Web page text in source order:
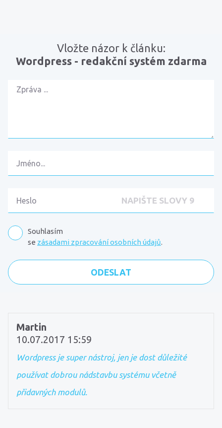
Vložte názor k článku:
Wordpress - redakční systém zdarma
Souhlasím
se zásadami zpracování osobních údajů.
Komentáře
Martin
10.07.2017 15:59
Wordpress je super nástroj, jen je dost důležité
používat dobrou nádstavbu systému včetně
přidavných modulů.